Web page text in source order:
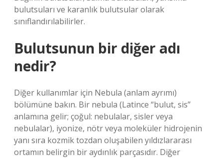
bulutsuları ve karanlık bulutsular olarak
sınıflandırılabilirler.
Bulutsunun bir diğer adı
nedir?
Diğer kullanımlar için Nebula (anlam ayrımı)
bölümüne bakın. Bir nebula (Latince “bulut, sis”
anlamına gelir; çoğul: nebulalar, sisler veya
nebulalar), iyonize, nötr veya moleküler hidrojenin
yanı sıra kozmik tozdan oluşabilen yıldızlararası
ortamın belirgin bir aydınlık parçasıdır. Diğer